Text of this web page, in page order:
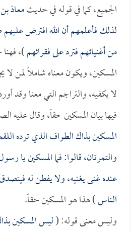
الجميع، كما في قوله في حديثمعاذ
لذلك فأعلمهم أن الله افترض
من أغنيائهم فترد على فقرائهم)،
المسكين، ويكون معناه شاملاً لمن لا
لا يكفيه، والتراجم التي معنا وقد
فيها بيان المسكين حقاً، وقال عليه
المسكين بذاك الطواف الذي ترده
والتمرتان، قالوا: فما المسكين يا
عنده غنى يغنيه، ولا يفطن له
الناس) هذا هو المسكين حقاً.
وليس معنى قوله: (ليس المسكين